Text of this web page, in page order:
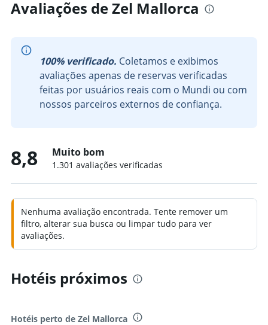
Avaliações de Zel Mallorca
100% verificado. Coletamos e exibimos
avaliações apenas de reservas verificadas
feitas por usuários reais com o Mundi ou com
nossos parceiros externos de confiança.
8,8 Muito bom
1.301 avaliações verificadas
Nenhuma avaliação encontrada. Tente remover um
filtro, alterar sua busca ou limpar tudo para ver
avaliações.
Hotéis próximos
Hotéis perto de Zel Mallorca